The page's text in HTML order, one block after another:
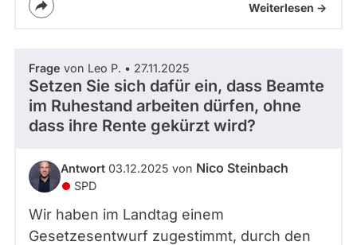
Weiterlesen ->
Frage von Leo P. • 27.11.2025
Setzen Sie sich dafür ein, dass Beamte
im Ruhestand arbeiten dürfen, ohne
dass ihre Rente gekürzt wird?
Antwort 03.12.2025 von Nico Steinbach
SPD
Wir haben im Landtag einem
Gesetzesentwurf zugestimmt, durch den